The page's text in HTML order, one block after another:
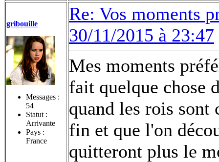
gribouille
Messages :
54
Statut :
Arrivante
Pays :
France
Re: Vos moments
30/11/2015 à 23:47
Mes moments
fait quelque chose
quand les rois sont
fin et que l'on
quitteront plus le